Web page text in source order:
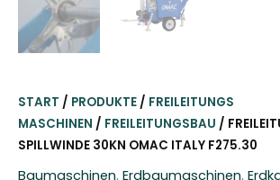
START / PRODUKTE / FREILEITUNGS
MASCHINEN / FREILEITUNGSBAU /
SPILLWINDE 30KN OMAC ITALY F275.30
Baumaschinen, Erdbaumaschinen,